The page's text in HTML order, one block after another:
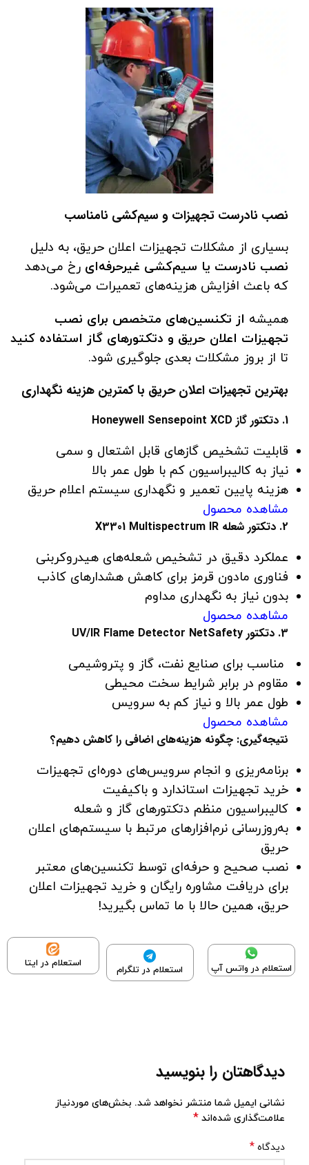
نصب نادرست تجهیزات و سیم‌کشی نامناسب
بسیاری از مشکلات تجهیزات اعلان حریق، به دلیل
نصب نادرست یا سیم‌کشی غیرحرفه‌ای رخ می‌دهد
که باعث افزایش هزینه‌های تعمیرات می‌شود.
همیشه از تکنسین‌های متخصص برای نصب
تجهیزات اعلان حریق و دتکتورهای گاز استفاده کنید
تا از بروز مشکلات بعدی جلوگیری شود.
بهترین تجهیزات اعلان حریق با کمترین هزینه نگهداری
1. دتکتور گاز Honeywell Sensepoint XCD
قابلیت تشخیص گازهای قابل اشتعال و سمی
نیاز به کالیبراسیون کم با طول عمر بالا
هزینه پایین تعمیر و نگهداری سیستم اعلام حریق
مشاهده محصول
2. دتکتور شعله X3301 Multispectrum IR
عملکرد دقیق در تشخیص شعله‌های هیدروکربنی
فناوری مادون قرمز برای کاهش هشدارهای کاذب
بدون نیاز به نگهداری مداوم
مشاهده محصول
3. دتکتور UV/IR Flame Detector NetSafety
مناسب برای صنایع نفت، گاز و پتروشیمی
مقاوم در برابر شرایط سخت محیطی
طول عمر بالا و نیاز کم به سرویس
مشاهده محصول
نتیجه‌گیری: چگونه هزینه‌های اضافی را کاهش دهیم؟
برنامه‌ریزی و انجام سرویس‌های دوره‌ای تجهیزات
خرید تجهیزات استاندارد و باکیفیت
کالیبراسیون منظم دتکتورهای گاز و شعله
به‌روزرسانی نرم‌افزارهای مرتبط با سیستم‌های اعلان
حریق
نصب صحیح و حرفه‌ای توسط تکنسین‌های معتبر
برای دریافت مشاوره رایگان و خرید تجهیزات اعلان
حریق، همین حالا با ما تماس بگیرید!
استعلام در واتس آپ استعلام در تلگرام
استعلام در ایتا
دیدگاهتان را بنویسید
نشانی ایمیل شما منتشر نخواهد شد. بخش‌های موردنیاز
علامت‌گذاری شده‌اند *
دیدگاه *